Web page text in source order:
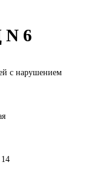
6
с нарушением